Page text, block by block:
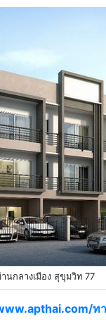
นกลางเมือง สุขุมวิท 77
ท